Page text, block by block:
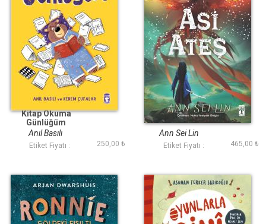
Kitap Okuma
Günlüğüm
Anıl Basılı
Etiket Fiyatı : 250,00 ₺
Asi Ateş
Ann Sei Lin
Etiket Fiyatı : 465,00 ₺